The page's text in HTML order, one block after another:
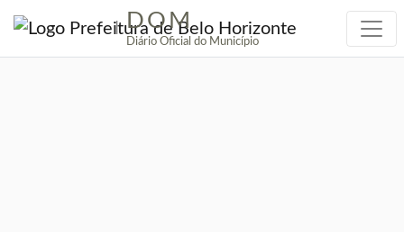
| DOM
Diário Oficial do Município